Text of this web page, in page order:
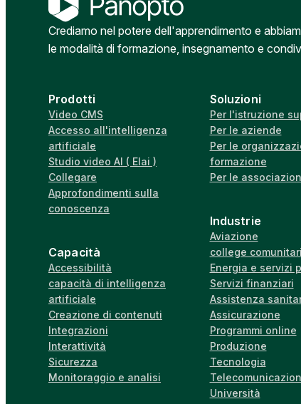
Crediamo nel potere dell'apprendimento e
le modalità di formazione, insegnamento e
Prodotti
Video CMS
Accesso all'intelligenza
artificiale
Studio video AI ( Elai )
Collegare
Approfondimenti sulla
conoscenza
Capacità
Accessibilità
capacità di intelligenza
artificiale
Creazione di contenuti
Integrazioni
Interattività
Sicurezza
Monitoraggio e analisi
Soluzioni
Per l'istruzione
Per le aziende
Per le
formazione
Per le
Industrie
Aviazione
college comunitari
Energia e servizi
Servizi finanziari
Assistenza
Assicurazione
Programmi online
Produzione
Tecnologia
Università